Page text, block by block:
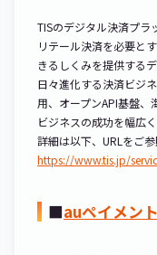
TISのデジタル決済プラ
リテール決済を必要と
きるしくみを提供する
日々進化する決済ビジ
用、オープンAPI基盤、
ビジネスの成功を幅広
詳細は以下、URLをご参
https://www.tis.jp/
■auペイメン